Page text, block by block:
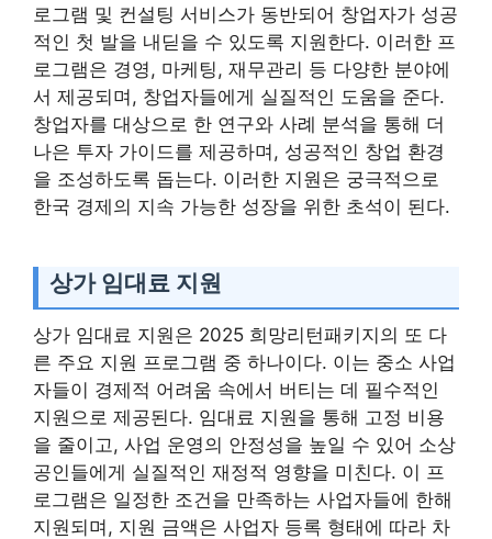
로그램 및 컨설팅 서비스가 동반되어 창업자가 성공
적인 첫 발을 내딛을 수 있도록 지원한다. 이러한 프
로그램은 경영, 마케팅, 재무관리 등 다양한 분야에
서 제공되며, 창업자들에게 실질적인 도움을 준다.
창업자를 대상으로 한 연구와 사례 분석을 통해 더
나은 투자 가이드를 제공하며, 성공적인 창업 환경
을 조성하도록 돕는다. 이러한 지원은 궁극적으로
한국 경제의 지속 가능한 성장을 위한 초석이 된다.
상가 임대료 지원
상가 임대료 지원은 2025 희망리턴패키지의 또 다
른 주요 지원 프로그램 중 하나이다. 이는 중소 사업
자들이 경제적 어려움 속에서 버티는 데 필수적인
지원으로 제공된다. 임대료 지원을 통해 고정 비용
을 줄이고, 사업 운영의 안정성을 높일 수 있어 소상
공인들에게 실질적인 재정적 영향을 미친다. 이 프
로그램은 일정한 조건을 만족하는 사업자들에 한해
지원되며, 지원 금액은 사업자 등록 형태에 따라 차